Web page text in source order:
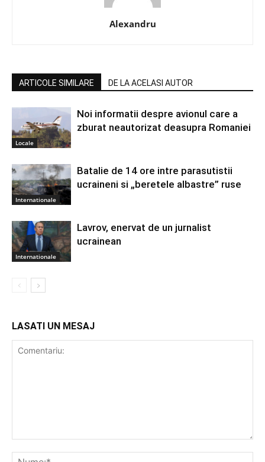
Alexandru
ARTICOLE SIMILARE DE LA ACELASI AUTOR
Locale
Noi informatii despre avionul care a
zburat neautorizat deasupra Romaniei
Internationale
Batalie de 14 ore intre parasutistii
ucraineni si „beretele albastre” ruse
Internationale
Lavrov, enervat de un jurnalist
ucrainean
LASATI UN MESAJ